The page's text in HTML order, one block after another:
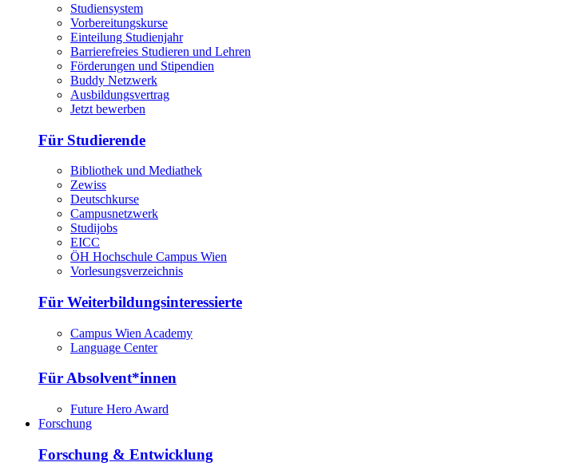
Studiensystem
Vorbereitungskurse
Einteilung Studienjahr
Barrierefreies Studieren und Lehren
Förderungen und Stipendien
Buddy Netzwerk
Ausbildungsvertrag
Jetzt bewerben
Für Studierende
Bibliothek und Mediathek
Zewiss
Deutschkurse
Campusnetzwerk
Studijobs
EICC
ÖH Hochschule Campus Wien
Vorlesungsverzeichnis
Für Weiterbildungsinteressierte
Campus Wien Academy
Language Center
Für Absolvent*innen
Future Hero Award
Forschung
Forschung & Entwicklung